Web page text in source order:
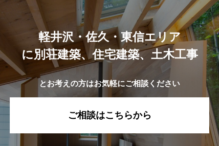
軽井沢・佐久・東信エリア
に別荘建築、住宅建築、土木工事
とお考えの方はお気軽にご相談ください
ご相談はこちらから